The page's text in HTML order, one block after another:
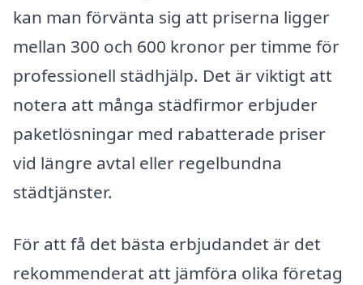
kan man förvänta sig att priserna ligger
mellan 300 och 600 kronor per timme för
professionell städhjälp. Det är viktigt att
notera att många städfirmor erbjuder
paketlösningar med rabatterade priser
vid längre avtal eller regelbundna
städtjänster.
För att få det bästa erbjudandet är det
rekommenderat att jämföra olika företag